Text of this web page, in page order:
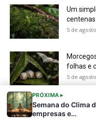
PRÓXIMA ▸
Semana do Clima
empresas e…
Sobre a